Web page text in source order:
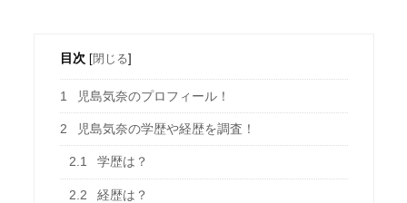
目次 [閉じる]
1 児島気奈のプロフィール！
2 児島気奈の学歴や経歴を調査！
2.1 学歴は？
2.2 経歴は？